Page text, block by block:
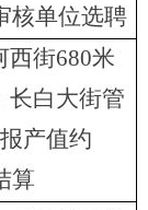
核单位选聘
西街680米
长白大街管
产值约
算